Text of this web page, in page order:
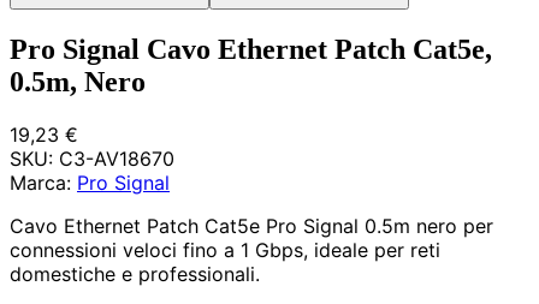
Pro Signal Cavo Ethernet Patch Cat5e,
0.5m, Nero
19,23 €
SKU: C3-AV18670
Marca: Pro Signal
Cavo Ethernet Patch Cat5e Pro Signal 0.5m nero per
connessioni veloci fino a 1 Gbps, ideale per reti
domestiche e professionali.